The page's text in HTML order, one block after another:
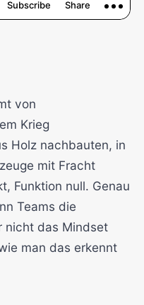
von
Krieg
Holz nachbauten, in
mit Fracht
Funktion null. Genau
Teams die
nicht das Mindset
man das erkennt